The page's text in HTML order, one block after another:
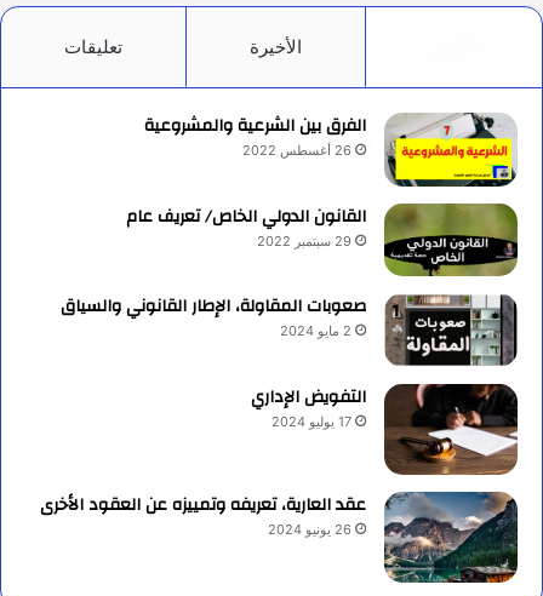
الأخيرة تعليقات
الفرق بين الشرعية والمشروعية
26 أغسطس 2022
القانون الدولي الخاص/ تعريف عام
29 سبتمبر 2022
صعوبات المقاولة، الإطار القانوني والسياق
2 مايو 2024
التفويض الإداري
17 يوليو 2024
عقد العارية، تعريفه وتمييزه عن العقود الأخرى
26 يونيو 2024